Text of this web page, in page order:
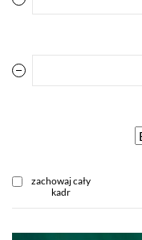
zachowaj cały
kadr